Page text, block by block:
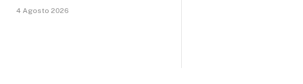
4 Agosto 2026